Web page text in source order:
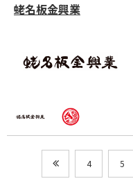
蛯名板金興業
4 5